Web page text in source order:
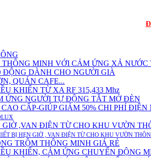
ĐẶT
MINH VỚI CẢM ỨNG XẢ NƯỚC
ĐỘNG DÀNH CHO NGƯỜI GIÀ
QUÁN CAFE...
KHIỂN TỪ XA RF 315,433 Mhz
ỨNG NGƯỜI TỰ ĐỘNG TẮT MỞ ĐÈN
CẤP-GIÚP GIẢM 50% CHI PHÍ ĐIỆN
GIỜ ,VAN ĐIỆN TỪ CHO KHU VƯỜN
BỊ HẸN GIỜ , VAN ĐIỆN TỪ CHO KHU VƯỜN
TRỘM THÔNG MINH GIÁ RẺ
KHIỂN, CẢM ỨNG CHUYỂN ĐỘNG